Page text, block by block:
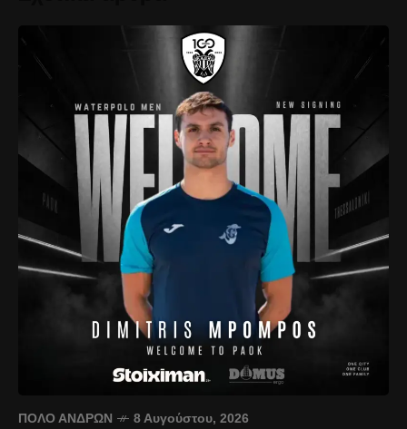
ΠΌΛΟ ΑΝΔΡΏΝ 8 Αυγούστου, 2026